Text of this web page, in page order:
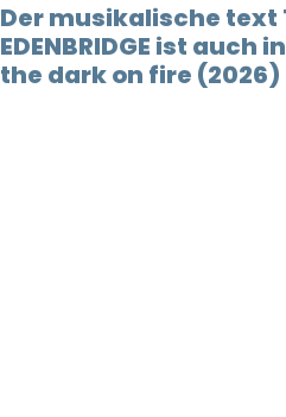
Der musikalische text
EDENBRIDGE ist
the dark on fire (2026)